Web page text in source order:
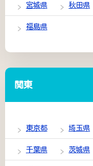
宮城県 秋田県
福島県
関東
東京都 埼玉県
千葉県 茨城県